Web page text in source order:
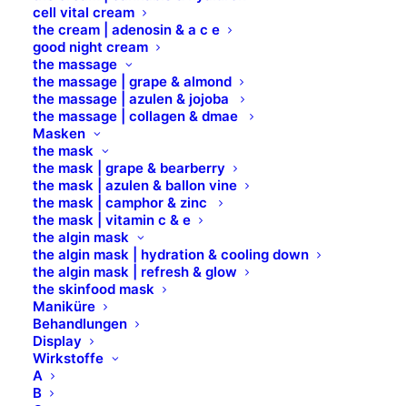
cell vital cream
the cream | adenosin & a c e
good night cream
the massage
the massage | grape & almond
the massage | azulen & jojoba
the massage | collagen & dmae
Masken
the mask
the mask | grape & bearberry
the mask | azulen & ballon vine
the mask | camphor & zinc
the mask | vitamin c & e
the algin mask
the algin mask | hydration & cooling down
the algin mask | refresh & glow
the skinfood mask
Maniküre
Behandlungen
Display
Wirkstoffe
A
B
ZERTIFIZIERTE NATURKOSMETIK
BIO, VEGAN & „PETA Approved Global
Animal Test Policy“
100 % INHALTSSTOFFE NATÜRLICHEN
URSPRUNGS
FREI VON PARABENEN, SILIKONEN,
MINERALÖL, PETROLATUM & PARFÜM
HYPOALLERGEN*
DERMATOLOGISCH GETESTET
Der LIP PENCIL konturiert und betont die
Lippenkontur mit einer klar definierten Linie.
Seine cremige Textur ist langanhaltend und